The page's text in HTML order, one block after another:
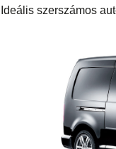
Ideális szerszámos